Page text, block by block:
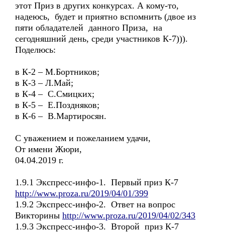
этот Приз в других конкурсах. А кому-то,
надеюсь, будет и приятно вспомнить (двое из
пяти обладателей данного Приза, на
сегодняшний день, среди участников К-7))).
Поделюсь:
в К-2 – М.Бортников;
в К-3 – Л.Май;
в К-4 – С.Смицких;
в К-5 – Е.Поздняков;
в К-6 – В.Мартиросян.
С уважением и пожеланием удачи,
От имени Жюри,
04.04.2019 г.
1.9.1 Экспресс-инфо-1. Первый приз К-7
http://www.proza.ru/2019/04/01/399
1.9.2 Экспресс-инфо-2. Ответ на вопрос
Викторины http://www.proza.ru/2019/04/02/343
1.9.3 Экспресс-инфо-3. Второй приз К-7